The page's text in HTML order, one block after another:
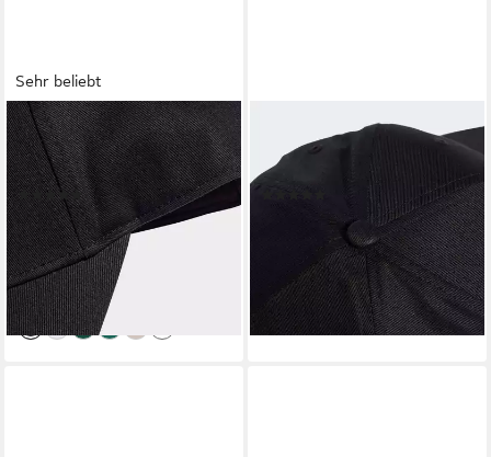
Sehr beliebt
ADIDAS PERFORMANCE
Baseball Cap 3-STREIFEN
NEW LOGO
(71)
ab 16,99 € UVP 20,00 €
-15%
lieferbar - in 1-2 Werktagen bei dir
ADIDAS PERFORMANCE
Baseball Cap LINEAR
EMBROIDERY
UVP 15,00 €
lieferbar - in 1-2 Werktagen bei dir